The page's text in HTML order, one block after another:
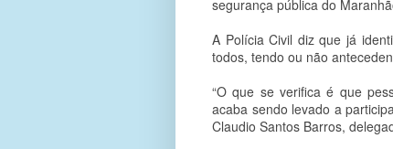
segurança pública do
A Polícia Civil diz que já
todos, tendo ou não
“O que se verifica é que
acaba sendo levado a
Claudio Santos Barros,